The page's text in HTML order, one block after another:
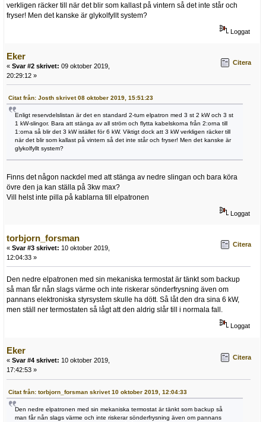
verkligen räcker till när det blir som kallast på vintern så det inte står och
fryser! Men det kanske är glykolfyllt system?
Loggat
Eker
« Svar #2 skrivet: 09 oktober 2019,
20:29:12 »
Citera
Citat från: Josth skrivet 08 oktober 2019, 15:51:23
Enligt reservdelslistan är det en standard 2-tum elpatron med 3 st 2 kW och 3 st
1 kW-slingor. Bara att stänga av all ström och flytta kabelskorna från 2:orna till
1:orna så blir det 3 kW istället för 6 kW. Viktigt dock att 3 kW verkligen räcker till
när det blir som kallast på vintern så det inte står och fryser! Men det kanske är
glykolfyllt system?
Finns det någon nackdel med att stänga av nedre slingan och bara köra
övre den ja kan ställa på 3kw max?
Vill helst inte pilla på kablarna till elpatronen
Loggat
torbjorn_forsman
« Svar #3 skrivet: 10 oktober 2019,
12:04:33 »
Citera
Den nedre elpatronen med sin mekaniska termostat är tänkt som backup
så man får nån slags värme och inte riskerar sönderfrysning även om
pannans elektroniska styrsystem skulle ha dött. Så låt den dra sina 6 kW,
men ställ ner termostaten så lågt att den aldrig slår till i normala fall.
Loggat
Eker
« Svar #4 skrivet: 10 oktober 2019,
17:42:53 »
Citera
Citat från: torbjorn_forsman skrivet 10 oktober 2019, 12:04:33
Den nedre elpatronen med sin mekaniska termostat är tänkt som backup så
man får nån slags värme och inte riskerar sönderfrysning även om pannans